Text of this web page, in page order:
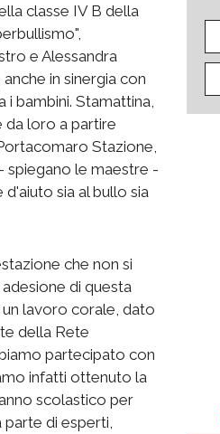
classe IV B della
e Alessandra
in sinergia con
bambini. Stamattina,
da loro a partire
Stazione,
spiegano le maestre -
sia al bullo sia
che non si
di questa
lavoro corale, dato
della Rete
partecipato con
infatti ottenuto la
scolastico per
di esperti,